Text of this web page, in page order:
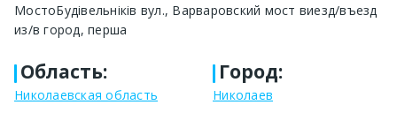
МостоБудівельніків вул., Варваровский мост виезд/въезд
из/в город, перша
Область:
Николаевская область
Город:
Николаев